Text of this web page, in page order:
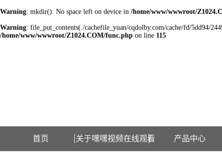
Warning: mkdir(): No space left on device in /home/www/wwwroot/
Warning: file_put_contents(./cachefile_yuan/cqdolby.com/cache/fd/5dd94/
/home/www/wwwroot/Z1024.COM/func.php on line 115
首页 关于嘿嘿视频在线观看 产品中心